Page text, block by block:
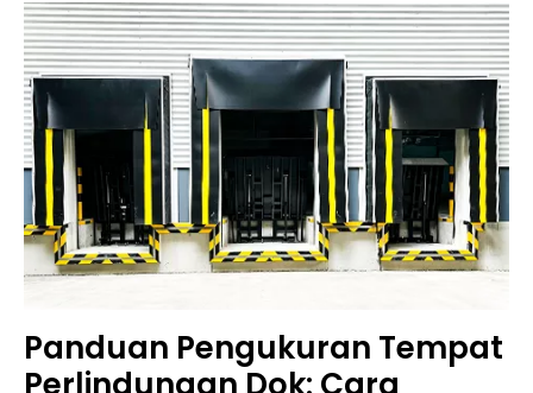
Panduan Pengukuran Tempat